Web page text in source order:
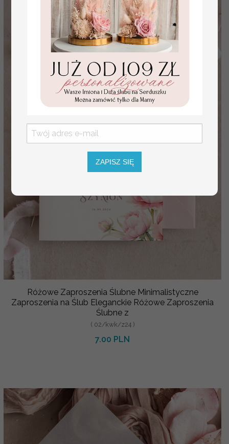
Różowe Zaproszenia Ślubne Minimalistyczne
Zaproszenia na Ślub Eleganckie Różowe Zaproszenia
Ślubne z
( 02/kwk/z24 )
7.00 PLN
ZAPISZ SIĘ